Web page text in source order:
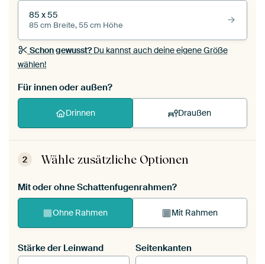
85 x 55
85 cm Breite, 55 cm Höhe
Schon gewusst?Du kannst auch deine eigene Größe
wählen!
Für innen oder außen?
Drinnen Draußen
2 Wähle zusätzliche Optionen
Mit oder ohne Schattenfugenrahmen?
Ohne Rahmen Mit Rahmen
Stärke der Leinwand Seitenkanten